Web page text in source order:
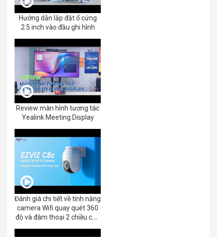
Hướng dẫn lắp đặt ổ cứng
2.5 inch vào đầu ghi hình
Review màn hình tương tác
Yealink Meeting Display
Đánh giá chi tiết về tính năng
camera Wifi quay quét 360
độ và đàm thoại 2 chiều của